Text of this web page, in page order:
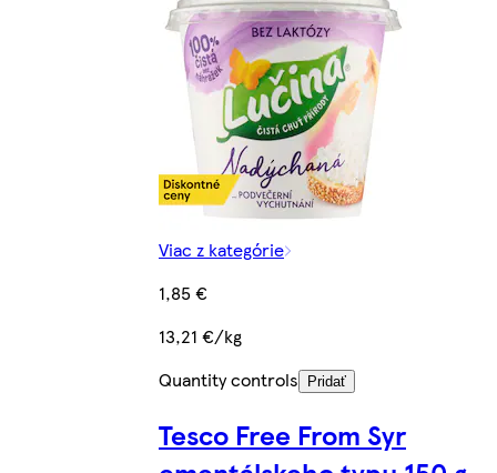
Viac z kategórie
1,85 €
13,21 €/kg
Quantity controls
Pridať
Tesco Free From Syr